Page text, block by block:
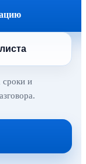
сроки и